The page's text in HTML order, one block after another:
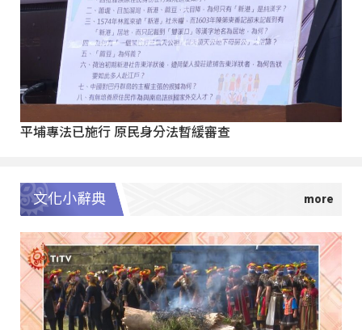
平埔專法已施行 原民身分法暫緩審查
文化小辭典